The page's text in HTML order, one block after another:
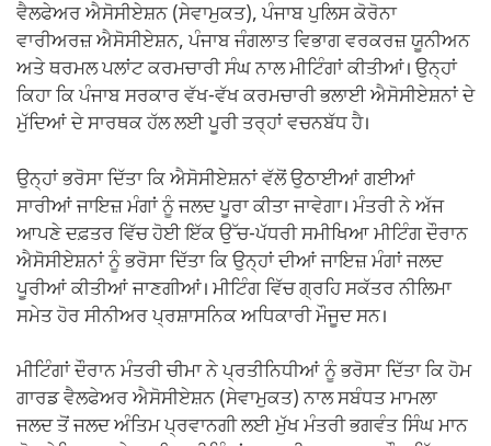
ਵੈਲਫੇਅਰ ਐਸੋਸੀਏਸ਼ਨ (ਸੇਵਾਮੁਕਤ), ਪੰਜਾਬ ਪੁਲਿਸ ਕੋਰੋਨਾ
ਵਾਰੀਅਰਜ਼ ਐਸੋਸੀਏਸ਼ਨ, ਪੰਜਾਬ ਜੰਗਲਾਤ ਵਿਭਾਗ ਵਰਕਰਜ਼ ਯੂਨੀਅਨ
ਅਤੇ ਥਰਮਲ ਪਲਾਂਟ ਕਰਮਚਾਰੀ ਸੰਘ ਨਾਲ ਮੀਟਿੰਗਾਂ ਕੀਤੀਆਂ। ਉਨ੍ਹਾਂ
ਕਿਹਾ ਕਿ ਪੰਜਾਬ ਸਰਕਾਰ ਵੱਖ-ਵੱਖ ਕਰਮਚਾਰੀ ਭਲਾਈ ਐਸੋਸੀਏਸ਼ਨਾਂ ਦੇ
ਮੁੱਦਿਆਂ ਦੇ ਸਾਰਥਕ ਹੱਲ ਲਈ ਪੂਰੀ ਤਰ੍ਹਾਂ ਵਚਨਬੱਧ ਹੈ।
ਉਨ੍ਹਾਂ ਭਰੋਸਾ ਦਿੱਤਾ ਕਿ ਐਸੋਸੀਏਸ਼ਨਾਂ ਵੱਲੋਂ ਉਠਾਈਆਂ ਗਈਆਂ
ਸਾਰੀਆਂ ਜਾਇਜ਼ ਮੰਗਾਂ ਨੂੰ ਜਲਦ ਪੂਰਾ ਕੀਤਾ ਜਾਵੇਗਾ। ਮੰਤਰੀ ਨੇ ਅੱਜ
ਆਪਣੇ ਦਫ਼ਤਰ ਵਿੱਚ ਹੋਈ ਇੱਕ ਉੱਚ-ਪੱਧਰੀ ਸਮੀਖਿਆ ਮੀਟਿੰਗ ਦੌਰਾਨ
ਐਸੋਸੀਏਸ਼ਨਾਂ ਨੂੰ ਭਰੋਸਾ ਦਿੱਤਾ ਕਿ ਉਨ੍ਹਾਂ ਦੀਆਂ ਜਾਇਜ਼ ਮੰਗਾਂ ਜਲਦ
ਪੂਰੀਆਂ ਕੀਤੀਆਂ ਜਾਣਗੀਆਂ। ਮੀਟਿੰਗ ਵਿੱਚ ਗ੍ਰਹਿ ਸਕੱਤਰ ਨੀਲਿਮਾ
ਸਮੇਤ ਹੋਰ ਸੀਨੀਅਰ ਪ੍ਰਸ਼ਾਸਨਿਕ ਅਧਿਕਾਰੀ ਮੌਜੂਦ ਸਨ।
ਮੀਟਿੰਗਾਂ ਦੌਰਾਨ ਮੰਤਰੀ ਚੀਮਾ ਨੇ ਪ੍ਰਤੀਨਿਧੀਆਂ ਨੂੰ ਭਰੋਸਾ ਦਿੱਤਾ ਕਿ ਹੋਮ
ਗਾਰਡ ਵੈਲਫੇਅਰ ਐਸੋਸੀਏਸ਼ਨ (ਸੇਵਾਮੁਕਤ) ਨਾਲ ਸਬੰਧਤ ਮਾਮਲਾ
ਜਲਦ ਤੋਂ ਜਲਦ ਅੰਤਿਮ ਪ੍ਰਵਾਨਗੀ ਲਈ ਮੁੱਖ ਮੰਤਰੀ ਭਗਵੰਤ ਸਿੰਘ ਮਾਨ